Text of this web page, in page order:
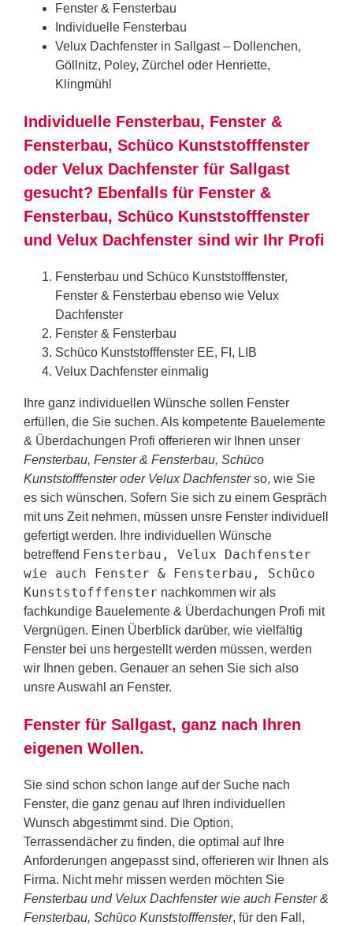
Fenster & Fensterbau
Individuelle Fensterbau
Velux Dachfenster in Sallgast – Dollenchen,
Göllnitz, Poley, Zürchel oder Henriette,
Klingmühl
Individuelle Fensterbau, Fenster &
Fensterbau, Schüco Kunststofffenster
oder Velux Dachfenster für Sallgast
gesucht? Ebenfalls für Fenster &
Fensterbau, Schüco Kunststofffenster
und Velux Dachfenster sind wir Ihr Profi
Fensterbau und Schüco Kunststofffenster,
Fenster & Fensterbau ebenso wie Velux
Dachfenster
Fenster & Fensterbau
Schüco Kunststofffenster EE, FI, LIB
Velux Dachfenster einmalig
Ihre ganz individuellen Wünsche sollen Fenster
erfüllen, die Sie suchen. Als kompetente Bauelemente
& Überdachungen Profi offerieren wir Ihnen unser
Fensterbau, Fenster & Fensterbau, Schüco
Kunststofffenster oder Velux Dachfensterso, wie Sie
es sich wünschen. Sofern Sie sich zu einem Gespräch
mit uns Zeit nehmen, müssen unsre Fenster individuell
gefertigt werden. Ihre individuellen Wünsche
betreffend Fensterbau, Velux Dachfenster
wie auch Fenster & Fensterbau, Schüco
Kunststofffenster nachkommen wir als
fachkundige Bauelemente & Überdachungen Profi mit
Vergnügen. Einen Überblick darüber, wie vielfältig
Fenster bei uns hergestellt werden müssen, werden
wir Ihnen geben. Genauer an sehen Sie sich also
unsre Auswahl an Fenster.
Fenster für Sallgast, ganz nach Ihren
eigenen Wollen.
Sie sind schon schon lange auf der Suche nach
Fenster, die ganz genau auf Ihren individuellen
Wunsch abgestimmt sind. Die Option,
Terrassendächer zu finden, die optimal auf Ihre
Anforderungen angepasst sind, offerieren wir Ihnen als
Firma. Nicht mehr missen werden möchten Sie
Fensterbau und Velux Dachfenster wie auch Fenster &
Fensterbau, Schüco Kunststofffenster, für den Fall,